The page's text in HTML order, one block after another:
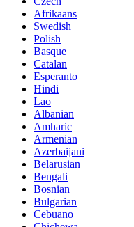
Afrikaans
Swedish
Polish
Basque
Catalan
Esperanto
Hindi
Lao
Albanian
Amharic
Armenian
Azerbaijani
Belarusian
Bengali
Bosnian
Bulgarian
Cebuano